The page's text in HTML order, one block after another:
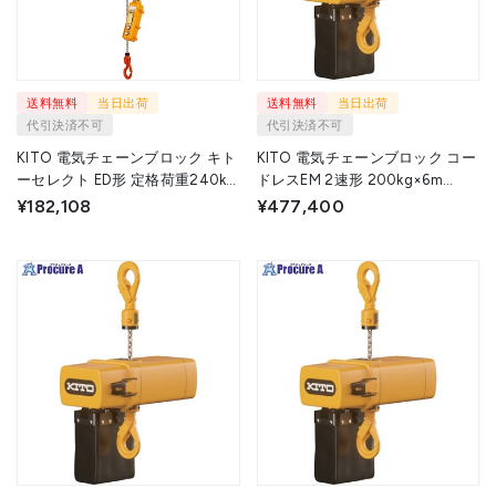
送料無料
当日出荷
代引決済不可
KITO 電気チェーンブロック キト
ーセレクト ED形 定格荷重240kg
揚程3m 単相100V2速選択形 【選
¥182,108
送料無料
当日出荷
代引決済不可
KITO 電気チェーンブロック コー
ドレスEM 2速形 200kg×6m
¥477,400